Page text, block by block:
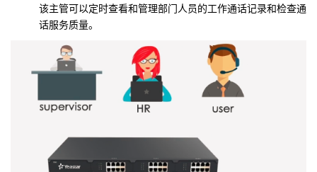
该主管可以定时查看和管理部门人员的工作通话记录和检查通
话服务质量。